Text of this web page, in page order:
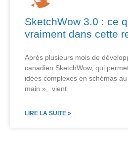
SketchWow 3.0 : ce
vraiment dans cette
Après plusieurs mois de
canadien SketchWow, qui
idées complexes en schémas
main », vient
LIRE LA SUITE »